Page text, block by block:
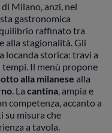
Milano, anzi, nel
gastronomica
raffinato tra
alla stagionalità. Gli
locanda storica: travi a
tempi. Il menù propone
alla milanese alla
. La cantina, ampia e
competenza, accanto a
su misura che
a tavola.